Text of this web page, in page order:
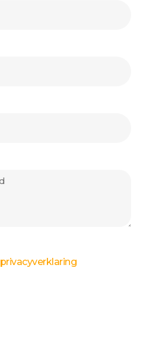
privacyverklaring